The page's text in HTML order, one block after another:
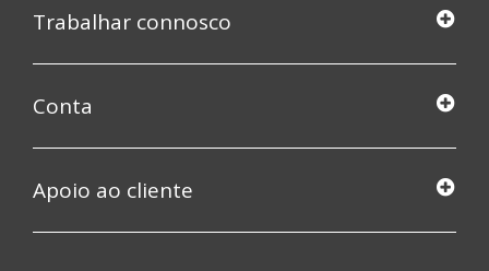
Trabalhar connosco
Conta
Apoio ao cliente